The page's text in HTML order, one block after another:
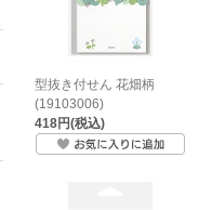
型抜き付せん 花畑柄
(19103006)
418円(税込)